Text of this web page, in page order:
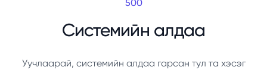
500
Системийн алдаа
Уучлаарай, системийн алдаа гарсан тул та хэсэг